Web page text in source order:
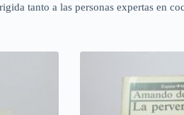
tanto a las personas expertas en